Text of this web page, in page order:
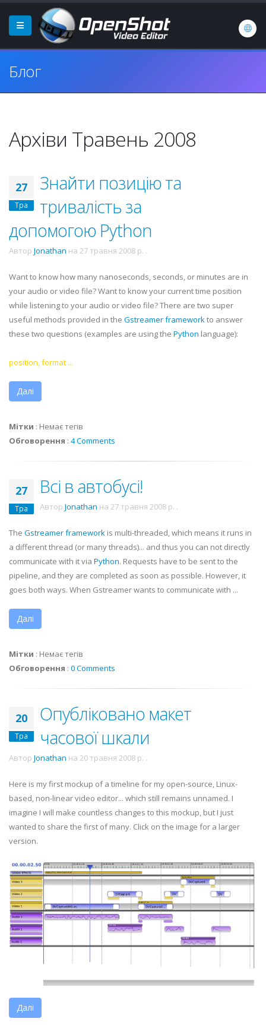
Блог
Архіви Травень 2008
27
Тра
Знайти позицію та
тривалість за
допомогою Python
Автор Jonathan на 27 травня 2008 р. .
Want to know how many nanoseconds, seconds, or minutes are in
your audio or video file? Want to know your current time position
while listening to your audio or video file? There are two super
useful methods provided in the Gstreamerframeworkto answer
these two questions (examples are using the Python language):
position, format ...
Далі
Мітки : Немає тегів
Обговорення : 4 Comments
27
Тра
Всі в автобусі!
Автор Jonathan на 27 травня 2008 р. .
The Gstreamerframework is multi-threaded, which means it runs in
a different thread (or many threads)... and thus you can not directly
communicate with it via Python. Requests have to be sent to the
pipeline, and they are completed as soon as possible. However, it
goes both ways. When Gstreamerwants to communicate with ...
Далі
Мітки : Немає тегів
Обговорення : 0 Comments
20
Тра
Опубліковано макет
часової шкали
Автор Jonathan на 20 травня 2008 р. .
Here is my first mockup of a timeline for my open-source, Linux-
based, non-linear video editor... which still remains unnamed. I
imagine I will make countless changes to this mockup, but I just
wanted to share the first of many. Click on the image for a larger
version.
Далі